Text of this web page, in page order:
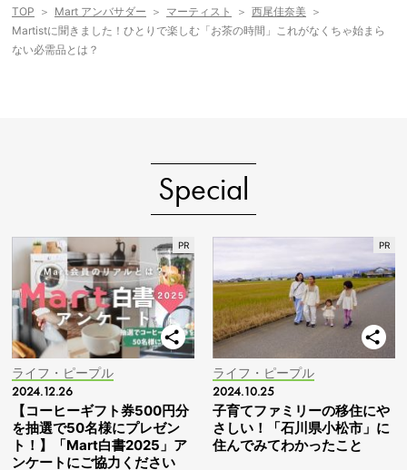
TOP Mart アンバサダー マーティスト
西尾佳奈美
Martistに聞きました！ひとりで楽しむ「お茶の時間」これがなくちゃ始まら
ない必需品とは？
Special
ライフ・ピープル
2024.12.26
【コーヒーギフト券500円分
を抽選で50名様にプレゼン
ト！】「Mart白書2025」ア
ンケートにご協力ください
ライフ・ピープル
2024.10.25
子育てファミリーの移住にや
さしい！「石川県小松市」に
住んでみてわかったこと